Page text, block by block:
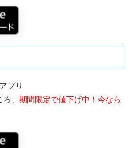
プリ
、 期間限定で値下げ中！今なら